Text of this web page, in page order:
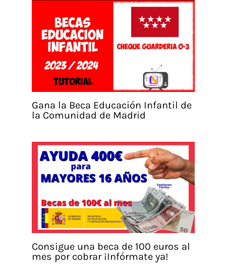
Gana la Beca Educación Infantil de
la Comunidad de Madrid
Consigue una beca de 100 euros al
mes por cobrar ¡Infórmate ya!